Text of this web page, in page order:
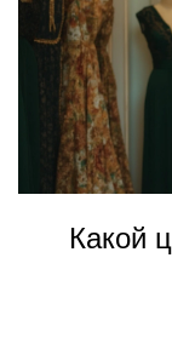
Какой